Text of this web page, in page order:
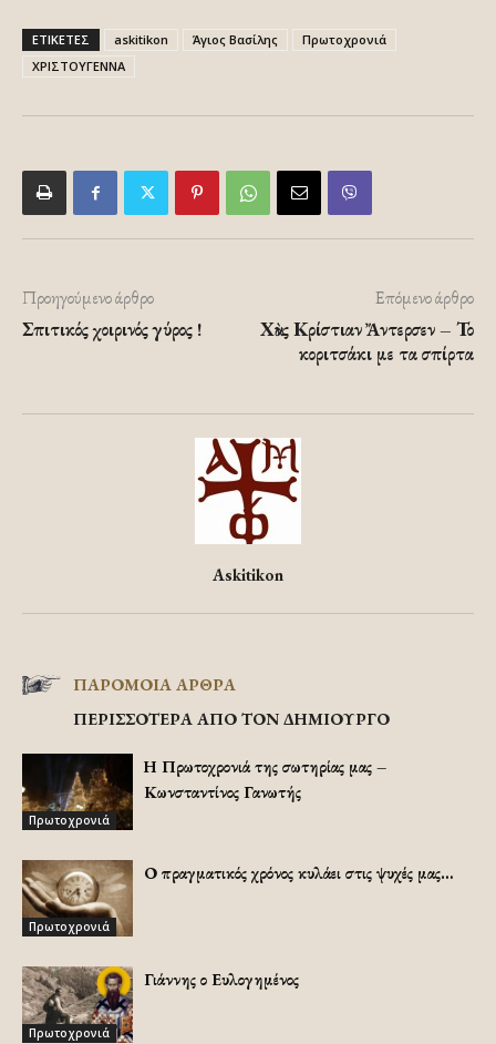
ΕΤΙΚΕΤΕΣ askitikon Άγιος Βασίλης
Πρωτοχρονιά
ΧΡΙΣΤΟΥΓΕΝΝΑ
Προηγούμενο άρθρο
Σπιτικός χοιρινός γύρος !
Επόμενο άρθρο
Χὰνς Κρίστιαν Ἄντερσεν – Το
κοριτσάκι με τα σπίρτα
Askitikon
ΠΑΡΟΜΟΙΑ ΑΡΘΡΑ
ΠΕΡΙΣΣΟΤΕΡΑ ΑΠΟ ΤΟΝ ΔΗΜΙΟΥΡΓΟ
Πρωτοχρονιά
Η Πρωτοχρονιά της σωτηρίας μας –
Κωνσταντίνος Γανωτής
Πρωτοχρονιά
Ο πραγματικός χρόνος κυλάει στις ψυχές μας…
Πρωτοχρονιά
Γιάννης ο Ευλογημένος